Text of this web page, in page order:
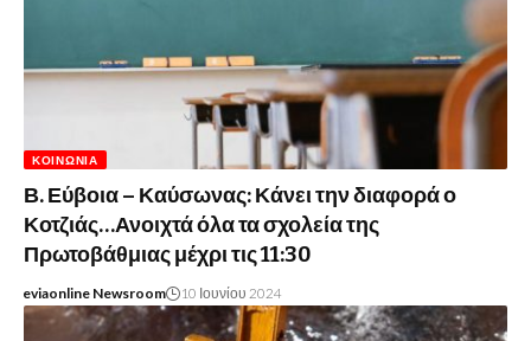
ΚΟΙΝΩΝΊΑ
Β. Εύβοια – Καύσωνας: Κάνει την διαφορά ο
Κοτζιάς…Ανοιχτά όλα τα σχολεία της
Πρωτοβάθμιας μέχρι τις 11:30
eviaonline Newsroom 10 Ιουνίου 2024